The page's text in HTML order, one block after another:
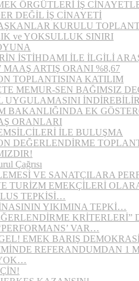
ÖRGÜTLERİ İŞ
DEĞİL İŞ CİNAYETİ
KURULU
ve YOKSULLUK SINIRI
İSTİHDAMI İLE İLGİLİ
MAAŞ ARTIŞ ORANI %8,67
TOPLANTISINA KATILIM
MEMUR-SEN BAĞIMSIZ
UYGULAMASINI
BAKANLIĞINDA EK
ORANLARI
İLE BULUŞMA
DEĞERLENDİRME
Çağrısı
VE SANATÇILARA
TURİZM EMEKÇİLERİ
TEPKİSİ…
YIKIMINA TEPKİ…
VAR…
EMEK BARIŞ
REFERANDUMDAN 1